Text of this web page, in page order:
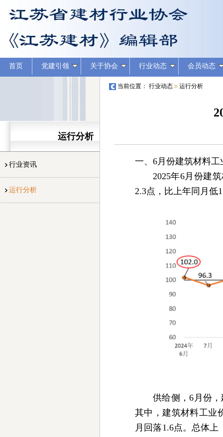
首页 党建引领 关于协会 行业动态 会员动态
运行分析
行业资讯
运行分析
当前位置： 行业动态 运行分析
一、6月份建筑材料工
2025年6月份建
2.3点，比上年同月低
供给侧，6月份
其中，建筑材料工业
月回落1.6点。总体